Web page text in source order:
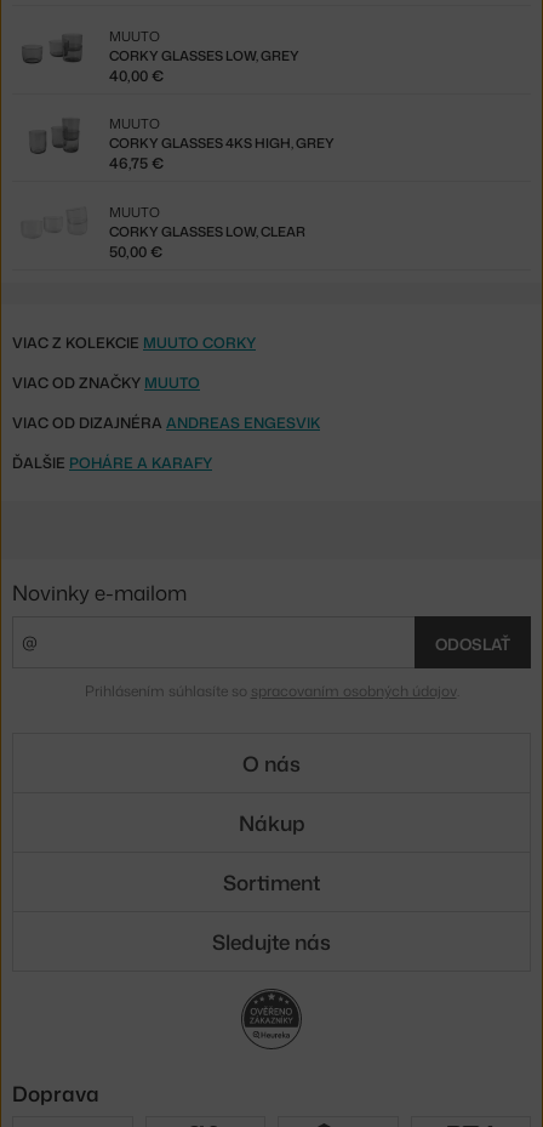
CORKY GLASSES LOW, GREY
MUUTO
40,00 €
CORKY GLASSES 4KS HIGH, GREY
MUUTO
46,75 €
CORKY GLASSES LOW, CLEAR
MUUTO
50,00 €
VIAC Z KOLEKCIE MUUTO CORKY
VIAC OD ZNAČKY MUUTO
VIAC OD DIZAJNÉRA ANDREAS ENGESVIK
ĎALŠIE POHÁRE A KARAFY
Novinky e-mailom
ODOSLAŤ
Prihlásením súhlasíte so spracovaním osobných údajov.
O nás
Nákup
Sortiment
Sledujte nás
Doprava